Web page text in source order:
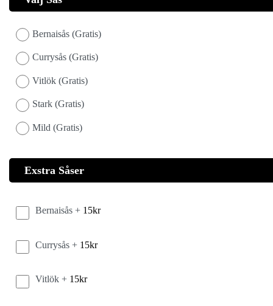
Bernaisås (Gratis)
Currysås (Gratis)
Vitlök (Gratis)
Stark (Gratis)
Mild (Gratis)
Exstra Såser
Bernaisås + 15kr
Currysås + 15kr
Vitlök + 15kr